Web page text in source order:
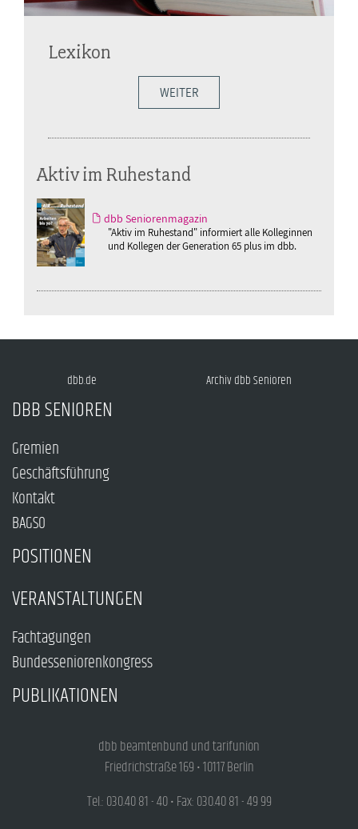
Lexikon
WEITER
Aktiv im Ruhestand
dbb Seniorenmagazin
"Aktiv im Ruhestand" informiert alle Kolleginnen
und Kollegen der Generation 65 plus im dbb.
dbb.de Archiv dbb Senioren
DBB SENIOREN
Gremien
Geschäftsführung
Kontakt
BAGSO
POSITIONEN
VERANSTALTUNGEN
Fachtagungen
Bundesseniorenkongress
PUBLIKATIONEN
dbb beamtenbund und tarifunion
Friedrichstraße 169 • 10117 Berlin
Tel.: 030.40 81 - 40 • Fax: 030.40 81 - 49 99